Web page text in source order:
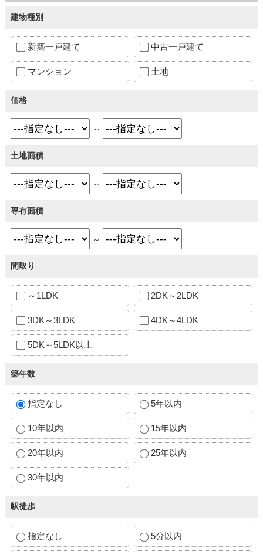
建物種別
新築一戸建て 中古一戸建て
マンション 土地
価格
～
土地面積
～
専有面積
～
間取り
～1LDK 2DK～2LDK
3DK～3LDK 4DK～4LDK
5DK～5LDK以上
築年数
指定なし 5年以内
10年以内 15年以内
20年以内 25年以内
30年以内
駅徒歩
指定なし 5分以内